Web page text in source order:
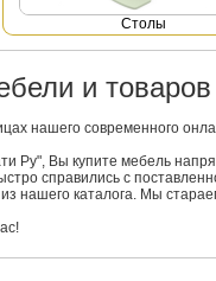
Столы
и
нашего современного
Ру", Вы купите мебель
справились с
нашего каталога. Мы